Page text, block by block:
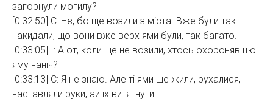
загорнули могилу?
[0:32:50] С: Нє, бо ще возили з міста. Вже були так
накидали, що вони вже верх ями були, так багато.
[0:33:05] І: А от, коли ще не возили, хтось охороняв цю
яму наніч?
[0:33:13] С: Я не знаю. Але ті ями ще жили, рухалися,
наставляли руки, аи їх витягнути.